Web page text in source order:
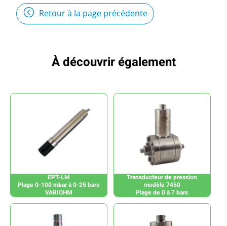
Retour à la page précédente
À découvrir également
EPT-LM
Plage 0-100 mbar à 0-25 bars
VARIOHM
Transducteur de pression
modèle 7450
Plage de 0 à 7 bars